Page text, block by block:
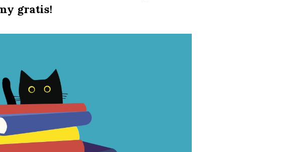
gra­tis!